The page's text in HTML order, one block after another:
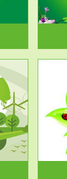
源头，并